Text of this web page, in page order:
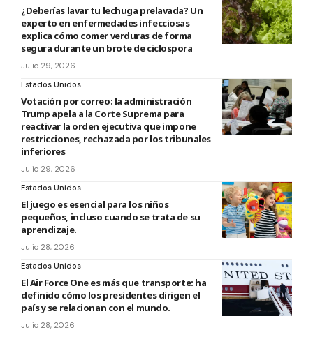
¿Deberías lavar tu lechuga prelavada? Un
experto en enfermedades infecciosas
explica cómo comer verduras de forma
segura durante un brote de ciclospora
Julio 29, 2026
Estados Unidos
Votación por correo: la administración
Trump apela a la Corte Suprema para
reactivar la orden ejecutiva que impone
restricciones, rechazada por los tribunales
inferiores
Julio 29, 2026
Estados Unidos
El juego es esencial para los niños
pequeños, incluso cuando se trata de su
aprendizaje.
Julio 28, 2026
Estados Unidos
El Air Force One es más que transporte: ha
definido cómo los presidentes dirigen el
país y se relacionan con el mundo.
Julio 28, 2026